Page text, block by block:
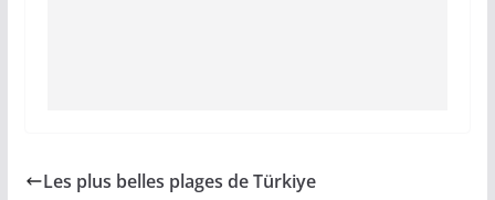
Les plus belles plages de Türkiye